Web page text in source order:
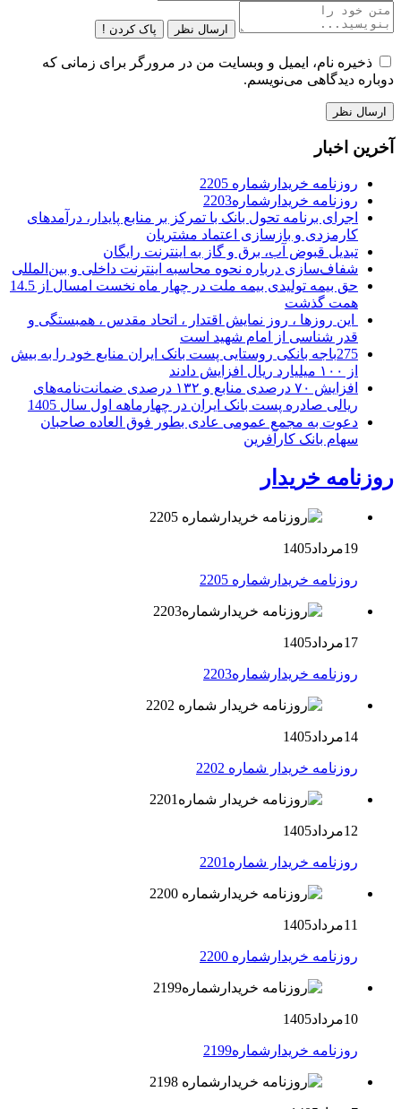
ارسال نظر پاک کردن !
ذخیره نام، ایمیل و وبسایت من در مرورگر برای زمانی که
دوباره دیدگاهی می‌نویسم.
آخرین اخبار
روزنامه خریدارشماره 2205
روزنامه خریدارشماره2203
اجرای برنامه تحول بانک با تمرکز بر منابع پایدار، درآمدهای
کارمزدی و بازسازی اعتماد مشتریان
تبدیل قبوض آب، برق و گاز به اینترنت رایگان
شفاف‌سازی درباره نحوه محاسبه اینترنت داخلی و بین‌المللی
حق بیمه تولیدی بیمه ملت در چهار ماه نخست امسال از 14.5
همت گذشت
این روزها ، روز نمایش اقتدار ، اتحاد مقدس ، همبستگی و
قدر شناسی از امام شهید است
275باجه بانکی روستایی پست بانک ایران منابع خود را به بیش
از ۱۰۰ میلیارد ریال افزایش دادند
افزایش ۷۰ درصدی منابع و ۱۳۲ درصدی ضمانت‌نامه‌های
ریالی صادره پست بانک ایران در چهارماهه اول سال 1405
دعوت به مجمع عمومی عادی بطور فوق العاده صاحبان
سهام بانک کارآفرین
روزنامه خریدار
19مرداد1405
روزنامه خریدارشماره 2205
17مرداد1405
روزنامه خریدارشماره2203
14مرداد1405
روزنامه خریدار شماره 2202
12مرداد1405
روزنامه خریدار شماره2201
11مرداد1405
روزنامه خریدارشماره 2200
10مرداد1405
روزنامه خریدارشماره2199